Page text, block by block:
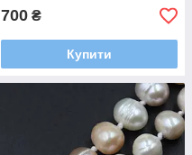
700 ₴
Купити